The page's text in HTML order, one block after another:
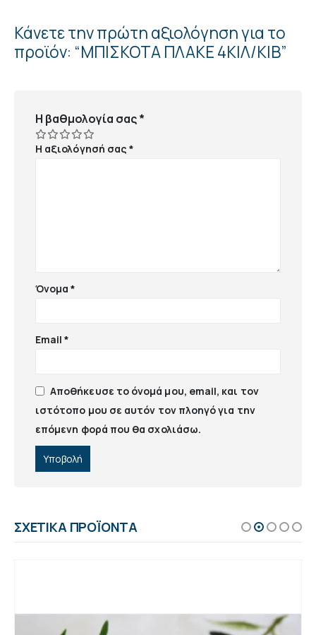
Κάνετε την πρώτη αξιολόγηση για το
προϊόν: “ΜΠΙΣΚΟΤA ΠΛΑΚΕ 4ΚΙΛ/ΚΙΒ”
Η βαθμολογία σας*
Η αξιολόγησή σας*
Όνομα*
Email*
Αποθήκευσε το όνομά μου, email, και τον
ιστότοπο μου σε αυτόν τον πλοηγό για την
επόμενη φορά που θα σχολιάσω.
ΣΧΕΤΙΚΆ ΠΡΟΪΌΝΤΑ